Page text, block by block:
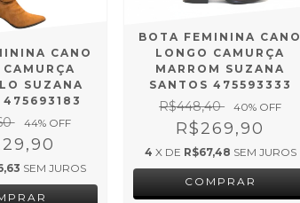
CANO
SUZANA
475693183
44% OFF
SEM JUROS
BOTA FEMININA CANO
LONGO CAMURÇA
MARROM SUZANA
SANTOS 475593333
R$448,40 40% OFF
R$269,90
4 X DE R$67,48 SEM JUROS
COMPRAR